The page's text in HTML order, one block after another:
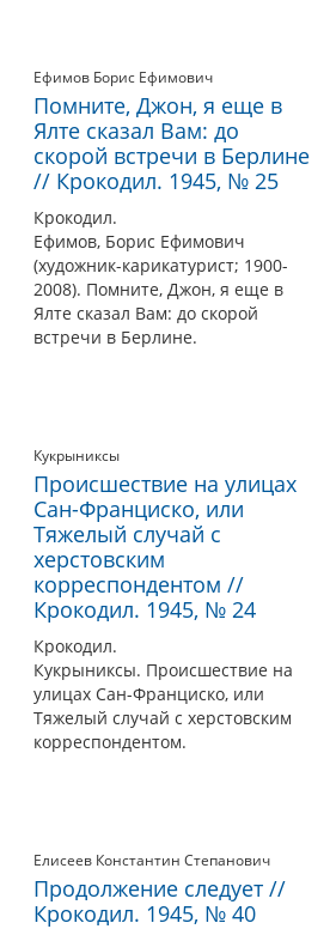
Ефимов Борис Ефимович
Помните, Джон, я еще в
Ялте сказал Вам: до
скорой встречи в Берлине
// Крокодил. 1945, № 25
Крокодил.
Ефимов, Борис Ефимович
(художник-карикатурист; 1900-
2008). Помните, Джон, я еще в
Ялте сказал Вам: до скорой
встречи в Берлине.
Кукрыниксы
Происшествие на улицах
Сан-Франциско, или
Тяжелый случай с
херстовским
корреспондентом //
Крокодил. 1945, № 24
Крокодил.
Кукрыниксы. Происшествие на
улицах Сан-Франциско, или
Тяжелый случай с херстовским
корреспондентом.
Елисеев Константин Степанович
Продолжение следует //
Крокодил. 1945, № 40